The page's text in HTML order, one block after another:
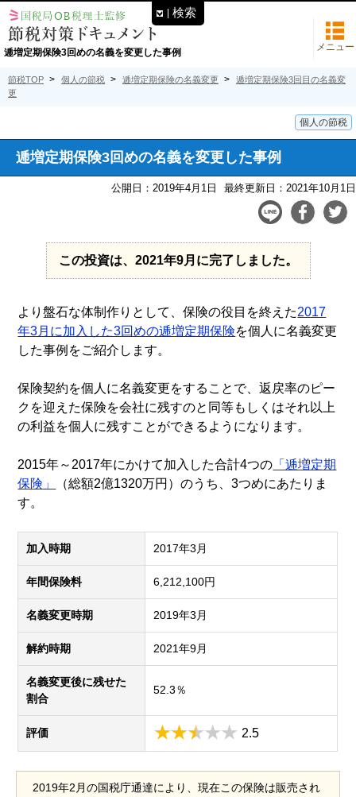
逓増定期保険3回めの名義を変更した事例 メニュー
節税TOP 個人の節税 逓増定期保険の名義変更
逓増定期保険3回目の名義変
更
個人の節税
逓増定期保険3回めの名義を変更した事例
公開日：2019年4月1日 最終更新日：2021年10月1日
この投資は、2021年9月に完了しました。
より盤石な体制作りとして、保険の役目を終えた2017
年3月に加入した3回めの逓増定期保険を個人に名義変更
した事例をご紹介します。
保険契約を個人に名義変更をすることで、返戻率のピー
クを迎えた保険を会社に残すのと同等もしくはそれ以上
の利益を個人に残すことができるようになります。
2015年～2017年にかけて加入した合計4つの 「逓増定期
保険」
（総額2億1320万円）のうち、3つめにあたりま
す。
加入時期 2017年3月
年間保険料 6,212,100円
名義変更時期 2019年3月
解約時期 2021年9月
名義変更後に残せた
割合
52.3％
評価 2.5
2019年2月の国税庁通達により、現在この保険は販売され
検索